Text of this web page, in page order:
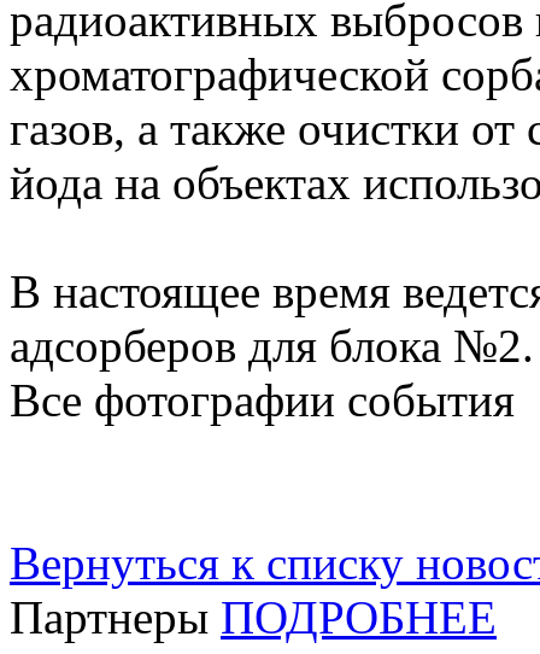
радиоактивных
хроматографической
газов, а также очистки
йода на объектах
В настоящее время
адсорберов для блока №2.
Все фотографии события
Вернуться к списку
Партнеры ПОДРОБНЕЕ